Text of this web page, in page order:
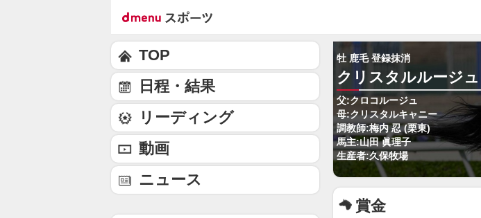
牡 鹿毛 登録抹消
クリスタルルージュ
父:クロコルージュ
母:クリスタルキャニー
調教師:梅内 忍 (栗東)
馬主:山田 眞理子
生産者:久保牧場
賞金
TOP
日程・結果
リーディング
動画
ニュース